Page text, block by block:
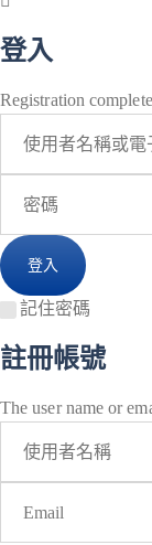
登入
Registration
記住密碼
註冊帳號
The user name or